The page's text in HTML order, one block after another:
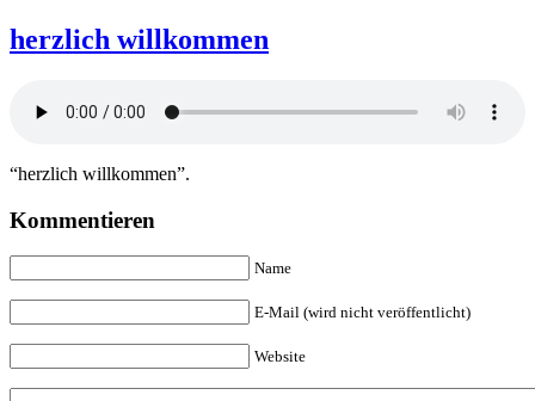
herzlich willkommen
“herzlich willkommen”.
Kommentieren
Name
E-Mail (wird nicht veröffentlicht)
Website